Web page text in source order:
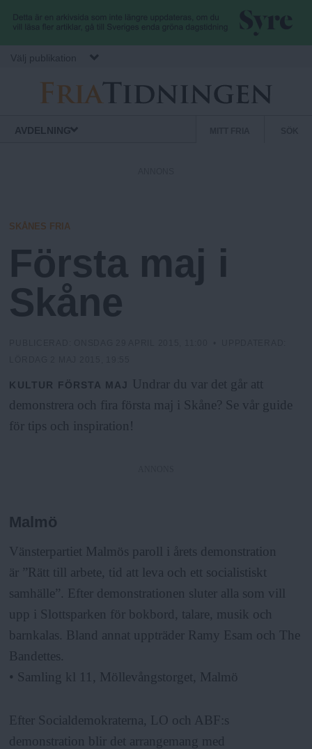
Hoppa till huvudinnehåll
Välj publikation
F
i
a
N
AVDELNING
r
m
SKÅNES FRIA
Första maj i
Skåne
KULTUR FÖRSTA MAJ
Undrar du var det går att
demonstrera och fira första maj i Skåne? Se vår guide
för tips och inspiration!
Malmö
Vänsterpartiet Malmös paroll i årets demonstration
är ”Rätt till arbete, tid att leva och ett socialistiskt
samhälle”. Efter demonstrationen sluter alla som vill
upp i Slottsparken för bokbord, talare, musik och
barnkalas. Bland annat uppträder Ramy Esam och The
Bandettes.
• Samling kl 11, Möllevångstorget, Malmö
Efter Socialdemokraterna, LO och ABF:s
demonstration blir det arrangemang med